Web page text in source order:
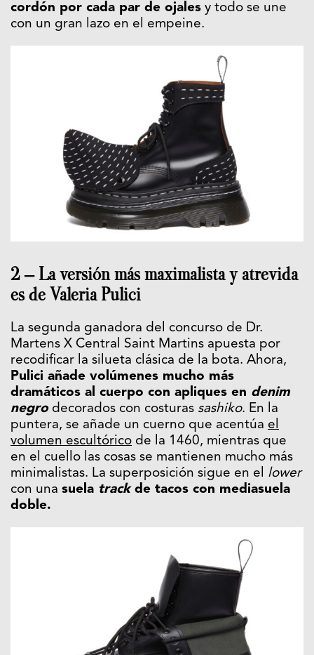
cordón por cada par de ojales y todo se une
con un gran lazo en el empeine.
2 – La versión más maximalista y atrevida
es de Valeria Pulici
La segunda ganadora del concurso de Dr.
Martens X Central Saint Martins apuesta por
recodificar la silueta clásica de la bota. Ahora,
Pulici añade volúmenes mucho más
dramáticos al cuerpo con apliques en denim
negrodecorados con costuras sashiko. En la
puntera, se añade un cuerno que acentúa el
volumen escultórico de la 1460, mientras que
en el cuello las cosas se mantienen mucho más
minimalistas. La superposición sigue en el lower
con una suela trackde tacos con mediasuela
doble.